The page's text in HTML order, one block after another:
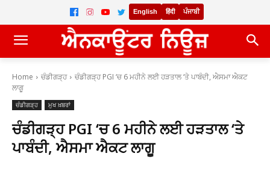
English हिंदी ਪੰਜਾਬੀ
Home ਚੰਡੀਗੜ੍ਹ
ਚੰਡੀਗੜ੍ਹ PGI ‘ਚ 6 ਮਹੀਨੇ ਲਈ ਹੜਤਾਲ ‘ਤੇ ਪਾਬੰਦੀ, ਐਸਮਾ ਐਕਟ
ਲਾਗੂ
ਚੰਡੀਗੜ੍ਹ ਮੁਖ ਖ਼ਬਰਾਂ
ਚੰਡੀਗੜ੍ਹ PGI ‘ਚ 6 ਮਹੀਨੇ ਲਈ ਹੜਤਾਲ ‘ਤੇ
ਪਾਬੰਦੀ, ਐਸਮਾ ਐਕਟ ਲਾਗੂ